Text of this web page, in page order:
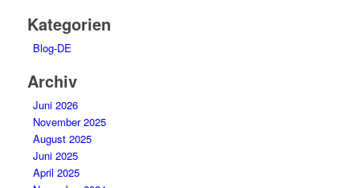
Kategorien
Blog-DE
Archiv
Juni 2026
November 2025
August 2025
Juni 2025
April 2025